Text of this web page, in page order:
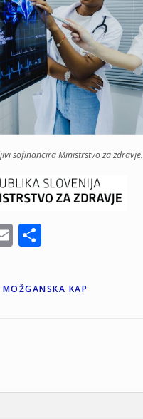
sofinancira Ministrstvo za zdravje.
Email
MOŽGANSKA KAP